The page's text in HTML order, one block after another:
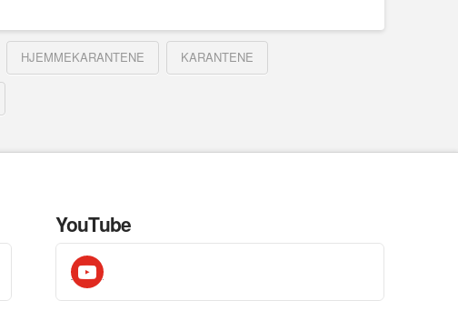
HJEMMEKARANTENE KARANTENE
YouTube
youtube